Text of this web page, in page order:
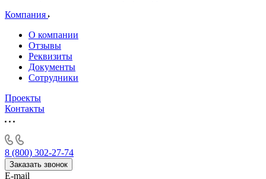
Компания
О компании
Отзывы
Реквизиты
Документы
Сотрудники
Проекты
Контакты
8 (800) 302-27-74
Заказать звонок
E-mail